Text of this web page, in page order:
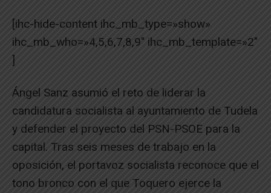
[ihc-hide-content ihc_mb_type=»show»
ihc_mb_who=»4,5,6,7,8,9″ ihc_mb_template=»2″
]
Ángel Sanz asumió el reto de liderar la
candidatura socialista al ayuntamiento de Tudela
y defender el proyecto del PSN-PSOE para la
capital. Tras seis meses de trabajo en la
oposición, el portavoz socialista reconoce que el
tono bronco con el que Toquero ejerce la